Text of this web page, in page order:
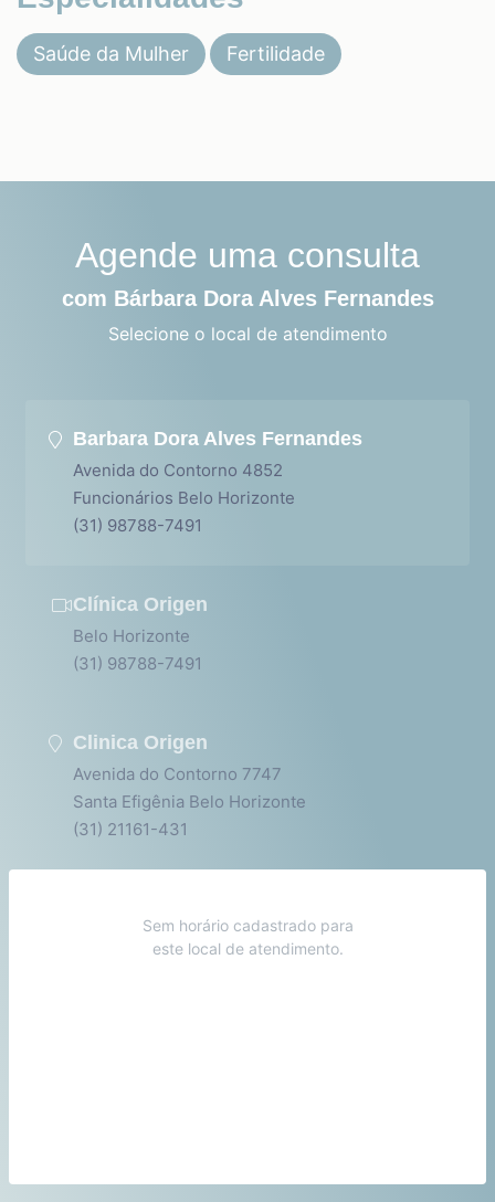
Saúde da Mulher Fertilidade
Agende uma consulta
com Bárbara Dora Alves Fernandes
Selecione o local de atendimento
Barbara Dora Alves Fernandes
Avenida do Contorno 4852
Funcionários Belo Horizonte
(31) 98788-7491
Clínica Origen
Belo Horizonte
(31) 98788-7491
Clinica Origen
Avenida do Contorno 7747
Santa Efigênia Belo Horizonte
(31) 21161-431
Sem horário cadastrado para
este local de atendimento.